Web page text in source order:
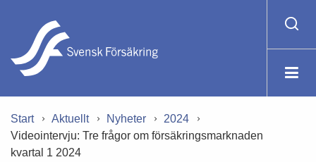
Start Aktuellt Nyheter
2024
Videointervju: Tre frågor om försäkringsmarknaden
kvartal 1 2024